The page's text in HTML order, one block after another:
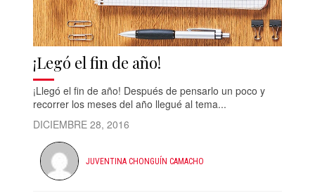
¡Legó el fin de año!
¡Llegó el fin de año! Después de pensarlo un poco y
recorrer los meses del año llegué al tema...
DICIEMBRE 28, 2016
JUVENTINA CHONGUÍN CAMACHO